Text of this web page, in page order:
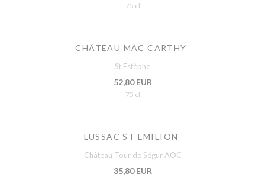
75 cl
CHÂTEAU MAC CARTHY
St Estèphe
52,80 EUR
75 cl
LUSSAC ST EMILION
Château Tour de Ségur AOC
35,80 EUR